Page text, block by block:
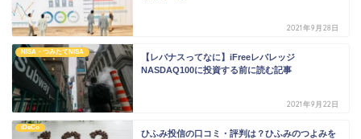
2021年9月28日
NISA・つみたてNISA
【レバナスってなに】iFreeレバレッジ
NASDAQ100に投資する前に読む記事
2021年9月22日
iDeCo
ひふみ投信の口コミ・評判は？ひふみのつよみを